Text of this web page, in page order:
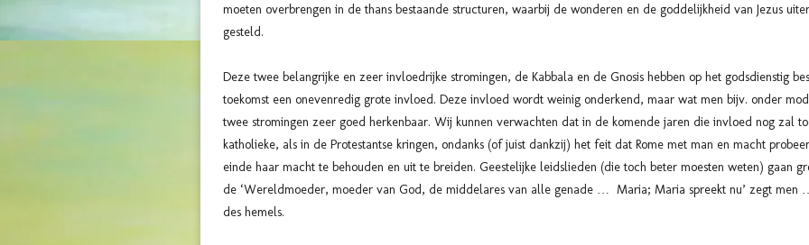
moeten overbrengen in de thans bestaande structuren, waarbij de wonderen en de goddelijkheid van Jezus
gesteld.
Deze twee belangrijke en zeer invloedrijke stromingen, de Kabbala en de Gnosis hebben op het godsdienstig
toekomst een onevenredig grote invloed. Deze invloed wordt weinig onderkend, maar wat men bijv. onder
twee stromingen zeer goed herkenbaar. Wij kunnen verwachten dat in de komende jaren die invloed nog zal
katholieke, als in de Protestantse kringen, ondanks (of juist dankzij) het feit dat Rome met man en macht
einde haar macht te behouden en uit te breiden. Geestelijke leidslieden (die toch beter moesten weten) gaan
de ‘Wereldmoeder, moeder van God, de middelares van alle genade … Maria; Maria spreekt nu’ zegt
des hemels.